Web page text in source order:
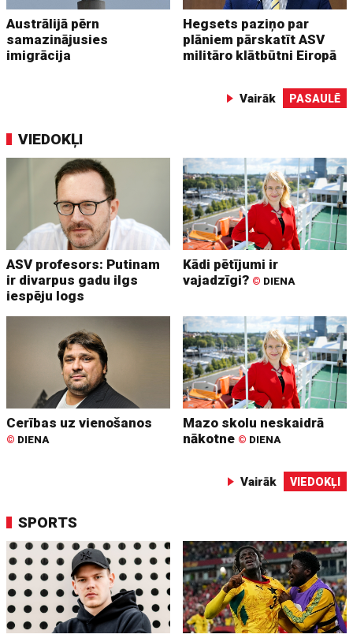
Austrālijā pērn
samazinājusies
imigrācija
Hegsets paziņo par
plāniem pārskatīt ASV
militāro klātbūtni Eiropā
Vairāk PASAULĒ
VIEDOKĻI
ASV profesors: Putinam
ir divarpus gadu ilgs
iespēju logs
Kādi pētījumi ir
vajadzīgi? © DIENA
Cerības uz vienošanos
© DIENA
Mazo skolu neskaidrā
nākotne © DIENA
Vairāk VIEDOKĻI
SPORTS